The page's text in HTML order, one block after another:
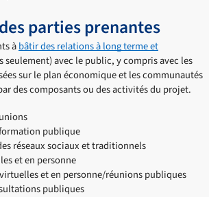
parties prenantes
àbâtir des relations à long terme et
seulement) avec le public, y compris avec les
sur le plan économique et les communautés
des composants ou des activités du projet.
publique
réseaux sociaux et traditionnels
et en personne
et en personne/réunions publiques
publiques